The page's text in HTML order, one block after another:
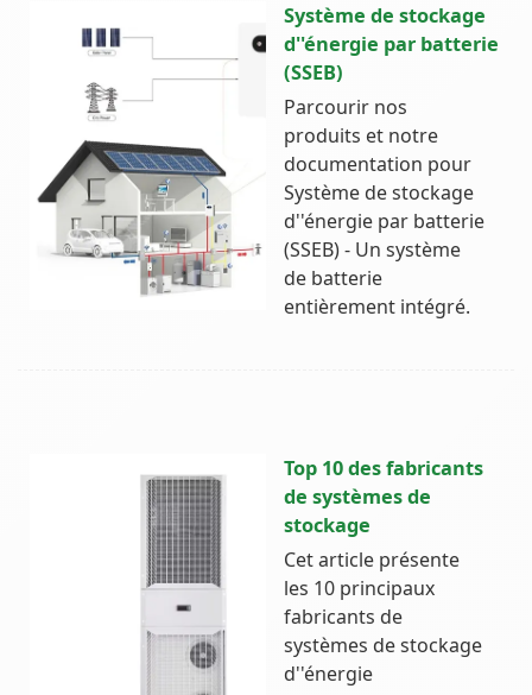
Système de stockage
d''énergie par batterie
(SSEB)
Parcourir nos
produits et notre
documentation pour
Système de stockage
d''énergie par batterie
(SSEB) - Un système
de batterie
entièrement intégré.
Top 10 des fabricants
de systèmes de
stockage
Cet article présente
les 10 principaux
fabricants de
systèmes de stockage
d''énergie